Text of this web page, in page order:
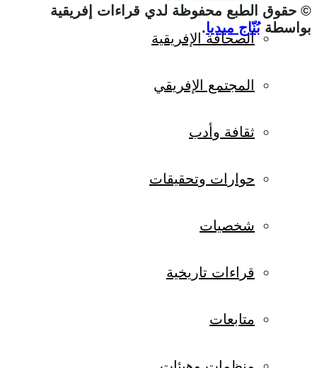
الصحافة الإفريقية
المجتمع الإفريقي
ثقافة وأدب
حوارات وتحقيقات
شخصيات
قراءات تاريخية
متابعات
© حقوق الطبع محفوظة لدي قراءات إفريقية
بواسطةبُنّاج ميديا.